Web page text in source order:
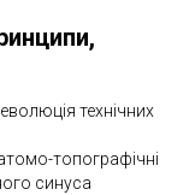
технічних
топографічні
синуса